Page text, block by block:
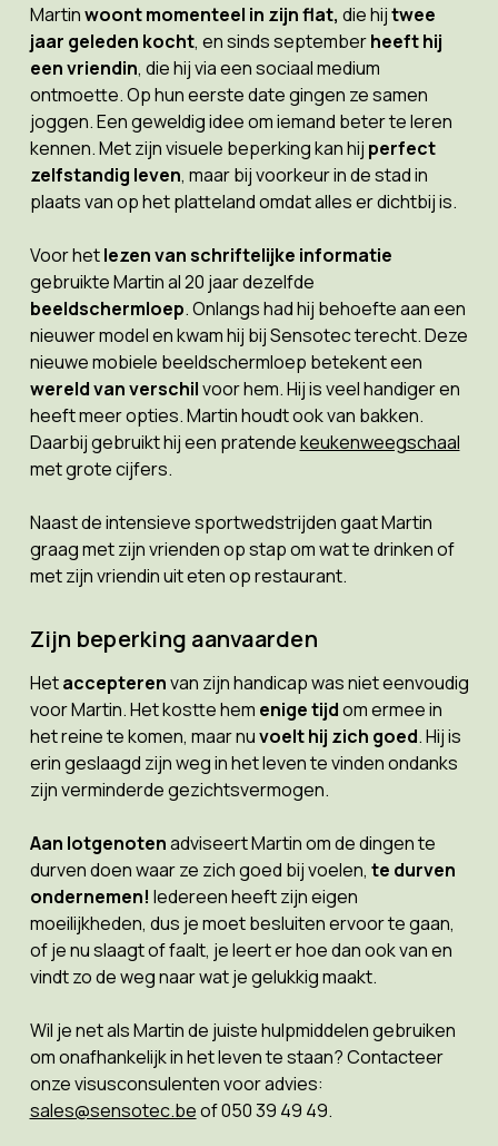
Martinwoont momenteel in zijn flat, die hijtwee
jaar geleden kocht, en sinds septemberheeft hij
een vriendin, die hij via een sociaal medium
ontmoette. Op hun eerste date gingen ze samen
joggen. Een geweldig idee om iemand beter te leren
kennen. Met zijn visuele beperking kan hij perfect
zelfstandig leven, maar bij voorkeur in de stad in
plaats van op het platteland omdat alles er dichtbij is.
Voor hetlezen van schriftelijke informatie
gebruikte Martin al 20 jaar dezelfde
beeldschermloep. Onlangs had hij behoefte aan een
nieuwer model en kwam hij bij Sensotec terecht. Deze
nieuwe mobiele beeldschermloep betekent een
wereld van verschilvoor hem. Hij is veel handiger en
heeft meer opties. Martin houdt ook van bakken.
Daarbij gebruikt hij een pratendekeukenweegschaal
met grote cijfers.
Naast de intensieve sportwedstrijden gaat Martin
graag met zijn vrienden op stap om wat te drinken of
met zijn vriendin uit eten op restaurant.
Zijn beperking aanvaarden
Hetaccepterenvan zijn handicap was niet eenvoudig
voor Martin. Het kostte hem enige tijdom ermee in
het reine te komen, maar nuvoelt hij zich goed. Hij is
erin geslaagd zijn weg in het leven te vinden ondanks
zijn verminderde gezichtsvermogen.
Aan lotgenotenadviseert Martin om de dingen te
durven doen waar ze zich goed bij voelen, te durven
ondernemen! Iedereen heeft zijn eigen
moeilijkheden, dus je moet besluiten ervoor te gaan,
of je nu slaagt of faalt, je leert er hoe dan ook van en
vindt zo de weg naar wat je gelukkig maakt.
Wil je net als Martin de juiste hulpmiddelen gebruiken
om onafhankelijk in het leven te staan? Contacteer
onze visusconsulenten voor advies:
sales@sensotec.beof 050 39 49 49.